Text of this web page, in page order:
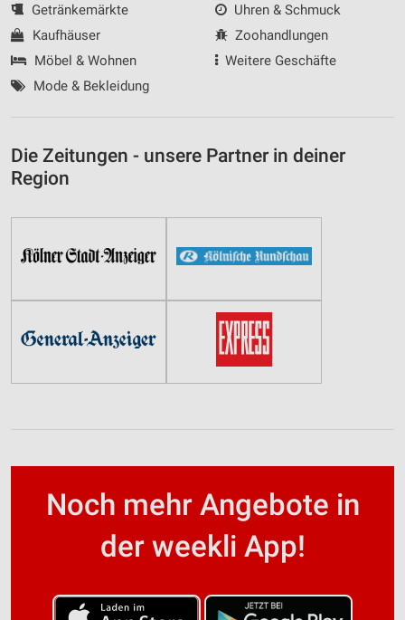
Getränkemärkte
Kaufhäuser
Möbel & Wohnen
Mode & Bekleidung
Uhren & Schmuck
Zoohandlungen
Weitere Geschäfte
Die Zeitungen - unsere Partner in deiner
Region
Noch mehr Angebote in
der weekli App!